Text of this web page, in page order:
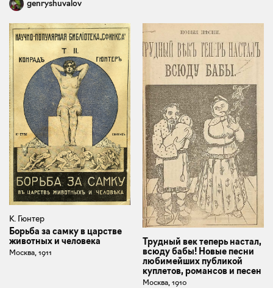
genryshuvalov
К. Гюнтер
Борьба за самку в царстве
животных и человека
Москва, 1911
Трудный век теперь настал,
всюду бабы! Новые песни
любимейших публикой
куплетов, романсов и песен
Москва, 1910